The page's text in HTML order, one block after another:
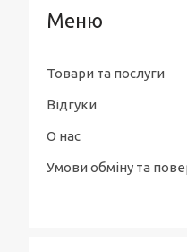
Товари та послуги
Відгуки
О нас
Умови обміну та